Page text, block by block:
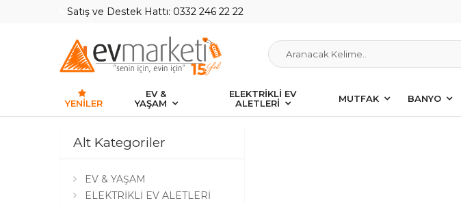
Satış ve Destek Hattı: 0332 246 22 22
YENILER
EV &
YAŞAM
ELEKTRİKLİ EV
ALETLERİ
MUTFAK BANYO
Alt Kategoriler
EV & YAŞAM
ELEKTRİKLİ EV ALETLERİ